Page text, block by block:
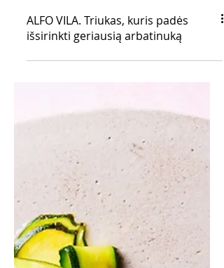
ALFO VILA. Triukas, kuris padės
išsirinkti geriausią arbatinuką